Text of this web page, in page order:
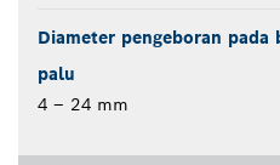
Diameter pengeboran
palu
4 – 24 mm